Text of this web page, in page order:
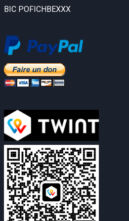
BIC POFICHBEXXX